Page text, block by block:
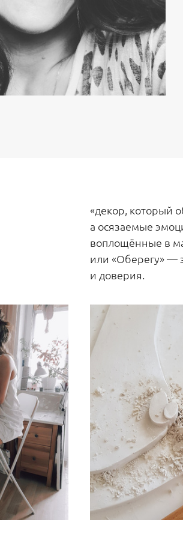
«декор, который
а осязаемые
воплощённые в
или «Оберегу» —
и доверия.